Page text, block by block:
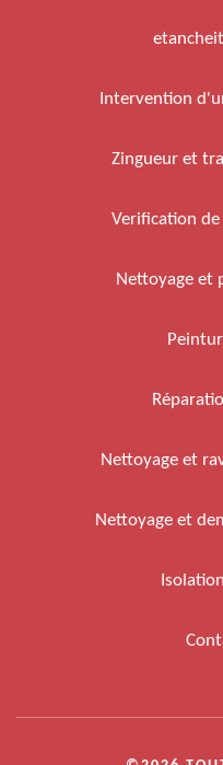
Intervention
Zingueur et
Verification
Nettoyage et
Nettoyage et
Nettoyage et